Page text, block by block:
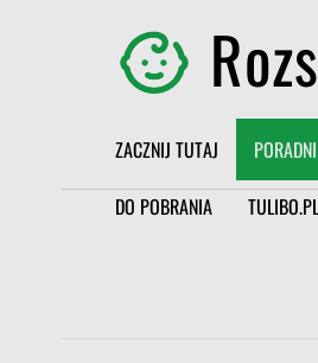
ZACZNIJ TUTAJ
DO POBRANIA